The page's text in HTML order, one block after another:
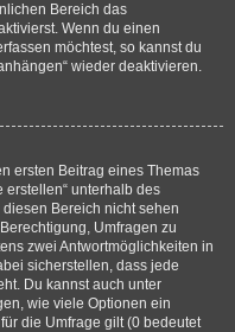
Bereich das
Wenn du einen
möchtest, so kannst du
wieder deaktivieren.
ersten Beitrag eines Themas
erstellen“ unterhalb des
Bereich nicht sehen
Umfragen zu
zwei Antwortmöglichkeiten in
sicherstellen, dass jede
Du kannst auch unter
wie viele Optionen ein
die Umfrage gilt (0 bedeutet